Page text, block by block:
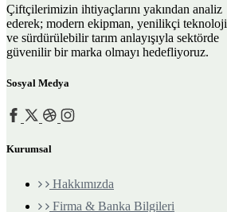
Çiftçilerimizin ihtiyaçlarını yakından analiz
ederek; modern ekipman, yenilikçi teknoloji
ve sürdürülebilir tarım anlayışıyla sektörde
güvenilir bir marka olmayı hedefliyoruz.
Sosyal Medya
Kurumsal
Hakkımızda
Firma & Banka Bilgileri